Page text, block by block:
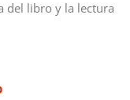
del libro y la lectura